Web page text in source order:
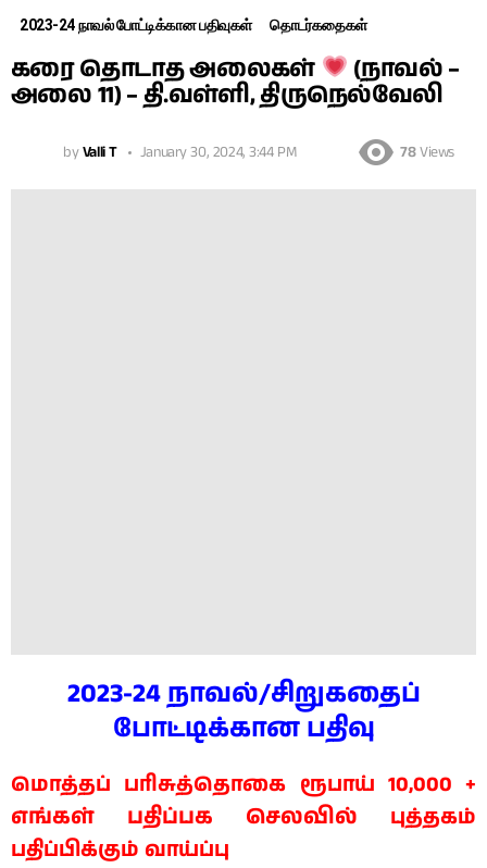
2023-24 நாவல் போட்டிக்கான பதிவுகள் தொடர்கதைகள்
கரை தொடாத அலைகள் (நாவல் –
அலை 11) – தி.வள்ளி, திருநெல்வேலி
byValli T January 30, 2024, 3:44 PM 78 Views
2023-24 நாவல்/சிறுகதைப்
போட்டிக்கான பதிவு
மொத்தப் பரிசுத்தொகை ரூபாய் 10,000 +
எங்கள் பதிப்பக செலவில் புத்தகம்
பதிப்பிக்கும் வாய்ப்பு